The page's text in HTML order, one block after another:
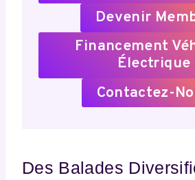
Devenir
Financement
Électrique
Contactez-
Des Balades